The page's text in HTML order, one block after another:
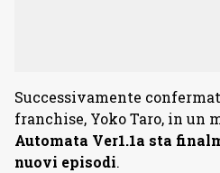
Successivamente
franchise, Yoko Taro, in un
Automata Ver1.1a sta
nuovi episodi.